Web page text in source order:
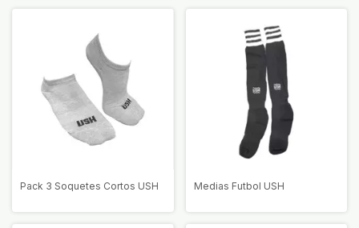
Pack 3 Soquetes Cortos USH Medias Futbol USH